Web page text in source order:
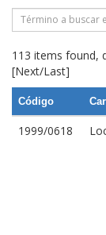
113 items found,
[Next/Last]
Código
1999/0618